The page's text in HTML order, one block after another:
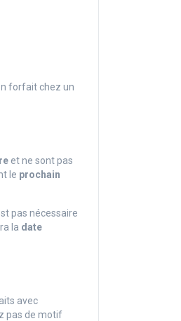
forfait chez un
et ne sont pas
le prochain
pas nécessaire
la date
avec
pas de motif